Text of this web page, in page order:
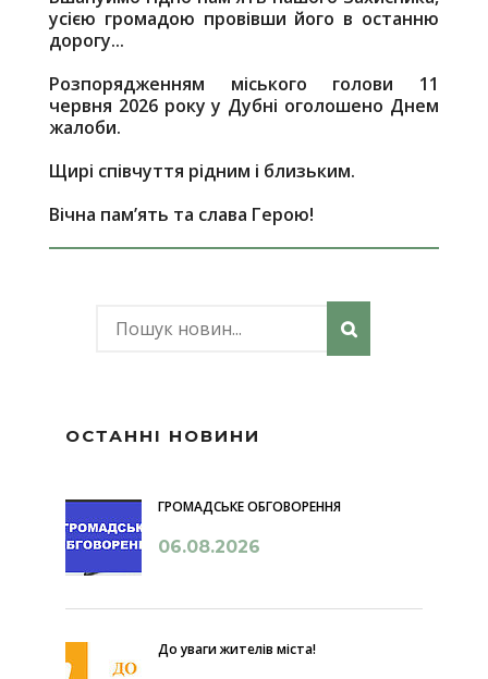
усією громадою провівши його в останню
дорогу...
Розпорядженням міського голови 11
червня 2026 року у Дубні оголошено Днем
жалоби.
Щирі співчуття рідним і близьким.
Вічна пам’ять та слава Герою!
ОСТАННІ НОВИНИ
ГРОМАДСЬКЕ ОБГОВОРЕННЯ
06.08.2026
До уваги жителів міста!